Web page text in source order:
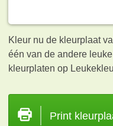
Kleur nu de kleurplaat
één van de andere
kleurplaten op
Print